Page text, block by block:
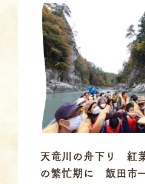
天竜川の舟下り 紅
の繁忙期に 飯田市